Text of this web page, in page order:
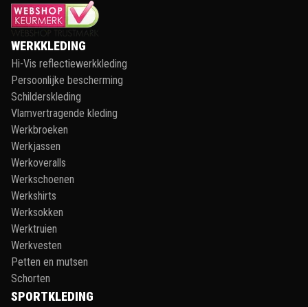
WERKKLEDING
Hi-Vis reflectiewerkkleding
Persoonlijke bescherming
Schilderskleding
Vlamvertragende kleding
Werkbroeken
Werkjassen
Werkoveralls
Werkschoenen
Werkshirts
Werksokken
Werktruien
Werkvesten
Petten en mutsen
Schorten
SPORTKLEDING